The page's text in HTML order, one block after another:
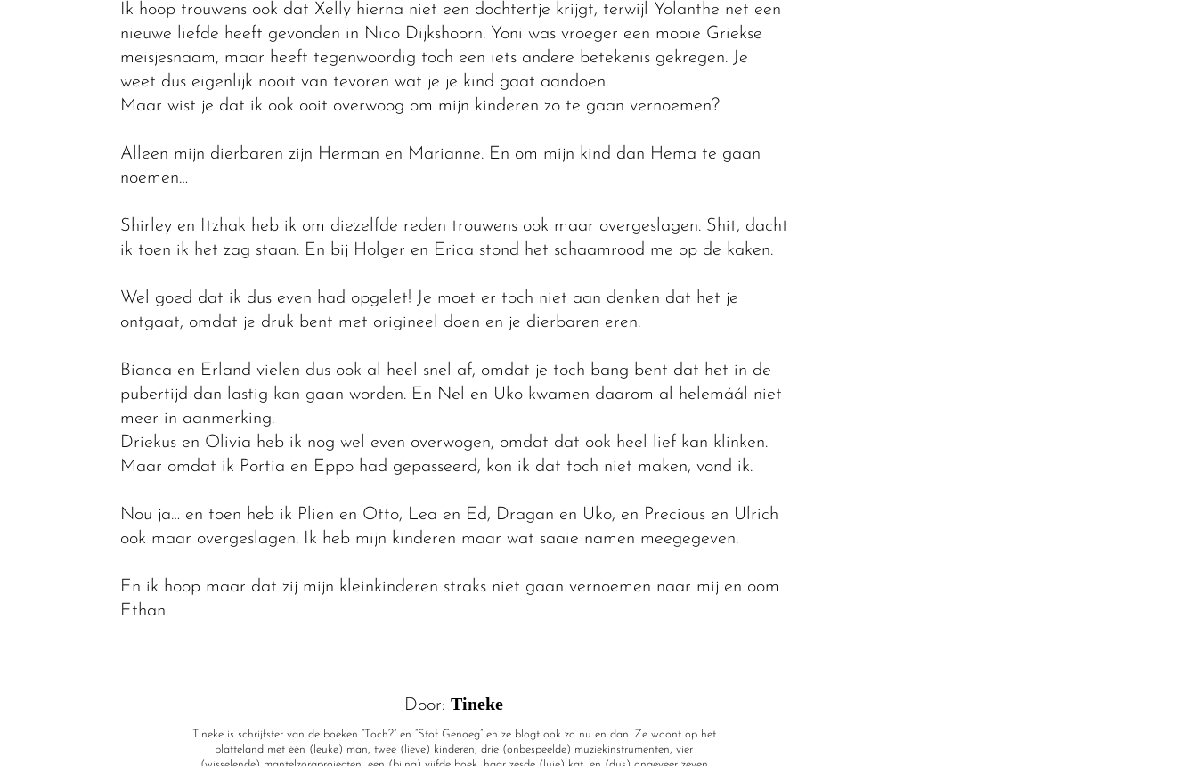
Ik hoop trouwens ook dat Xelly hierna niet een dochtertje krijgt, terwijl Yolanthe net een
nieuwe liefde heeft gevonden in Nico Dijkshoorn. Yoni was vroeger een mooie Griekse
meisjesnaam, maar heeft tegenwoordig toch een iets andere betekenis gekregen. Je
weet dus eigenlijk nooit van tevoren wat je je kind gaat aandoen.
Maar wist je dat ik ook ooit overwoog om mijn kinderen zo te gaan vernoemen?
Alleen mijn dierbaren zijn Herman en Marianne. En om mijn kind dan Hema te gaan
noemen…
Shirley en Itzhak heb ik om diezelfde reden trouwens ook maar overgeslagen. Shit, dacht
ik toen ik het zag staan. En bij Holger en Erica stond het schaamrood me op de kaken.
Wel goed dat ik dus even had opgelet! Je moet er toch niet aan denken dat het je
ontgaat, omdat je druk bent met origineel doen en je dierbaren eren.
Bianca en Erland vielen dus ook al heel snel af, omdat je toch bang bent dat het in de
pubertijd dan lastig kan gaan worden. En Nel en Uko kwamen daarom al helemáál niet
meer in aanmerking.
Driekus en Olivia heb ik nog wel even overwogen, omdat dat ook heel lief kan klinken.
Maar omdat ik Portia en Eppo had gepasseerd, kon ik dat toch niet maken, vond ik.
Nou ja… en toen heb ik Plien en Otto, Lea en Ed, Dragan en Uko, en Precious en Ulrich
ook maar overgeslagen. Ik heb mijn kinderen maar wat saaie namen meegegeven.
En ik hoop maar dat zij mijn kleinkinderen straks niet gaan vernoemen naar mij en oom
Ethan.
Door: Tineke
Tineke is schrijfster van de boeken “Toch?” en “Stof Genoeg” en ze blogt ook zo nu en dan. Ze woont op het
platteland met één (leuke) man, twee (lieve) kinderen, drie (onbespeelde) muziekinstrumenten, vier